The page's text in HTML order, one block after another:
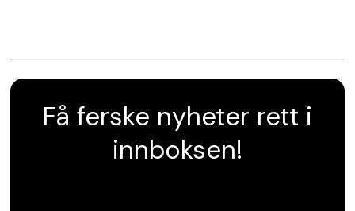
Få ferske nyheter rett i
innboksen!